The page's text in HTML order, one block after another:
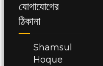
যোগাযোগের
ঠিকানা
Shamsul
Hoque